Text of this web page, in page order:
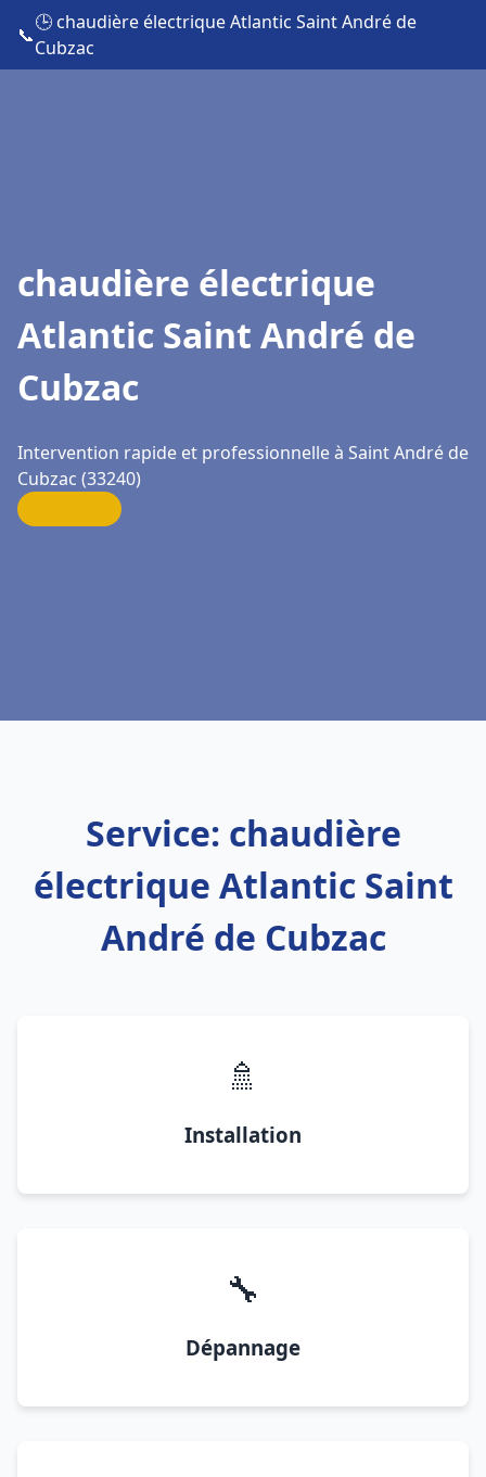
📞
🕒 chaudière électrique Atlantic Saint André de
Cubzac
chaudière électrique
Atlantic Saint André de
Cubzac
Intervention rapide et professionnelle à Saint André de
Cubzac (33240)
Service: chaudière
électrique Atlantic Saint
André de Cubzac
🚿
Installation
🔧
Dépannage